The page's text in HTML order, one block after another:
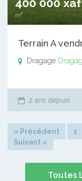
400 000 xaf
m²
Terrain A
Dragage
2 ans depuis
» Précédent 1
Suivant »
Toutes